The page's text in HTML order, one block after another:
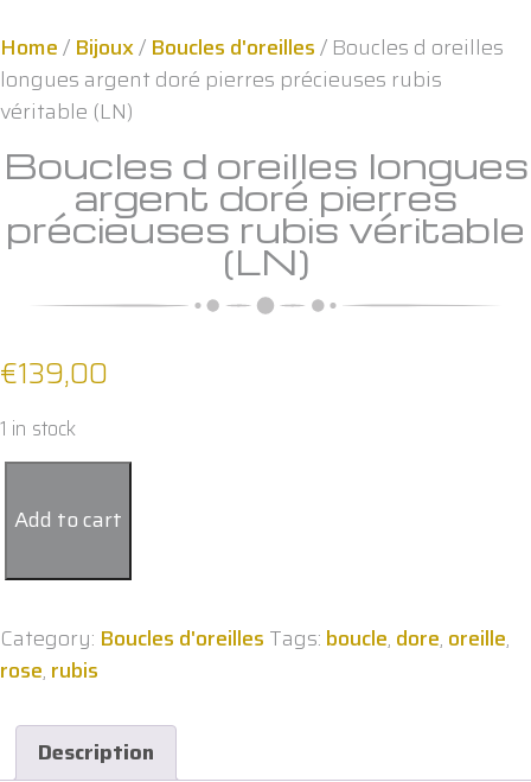
Home/ Bijoux/ Boucles d'oreilles/ Boucles d oreilles
longues argent doré pierres précieuses rubis
véritable (LN)
Boucles d oreilles longues
argent doré pierres
précieuses rubis véritable
(LN)
€139,00
1 in stock
Boucles
longues
doré
pierres
rubis
véritable
Add to cart
Category: Boucles d'oreilles Tags: boucle, dore, oreille,
rose, rubis
Description